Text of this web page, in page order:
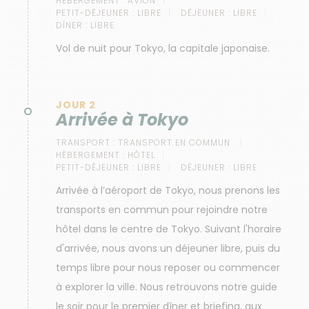
PETIT-DÉJEUNER : LIBRE DÉJEUNER : LIBRE
DÎNER : LIBRE
Vol de nuit pour Tokyo, la capitale japonaise.
JOUR 2
Arrivée à Tokyo
TRANSPORT : TRANSPORT EN COMMUN
HÉBERGEMENT : HÔTEL
PETIT-DÉJEUNER : LIBRE DÉJEUNER : LIBRE
Arrivée à l’aéroport de Tokyo, nous prenons les
transports en commun pour rejoindre notre
hôtel dans le centre de Tokyo. Suivant l'horaire
d'arrivée, nous avons un déjeuner libre, puis du
temps libre pour nous reposer ou commencer
à explorer la ville. Nous retrouvons notre guide
le soir pour le premier dîner et briefing, aux